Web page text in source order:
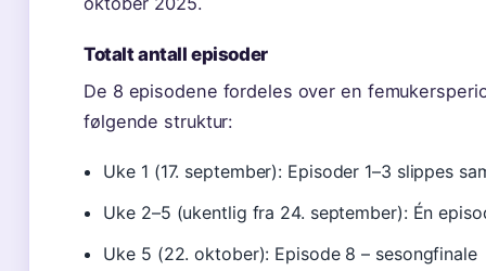
Totalt antall episoder
De 8 episodene fordeles over en
følgende struktur:
Uke 1 (17. september): Episoder 1–3 slippes
Uke 2–5 (ukentlig fra 24. september): Én
Uke 5 (22. oktober): Episode 8 – sesongfinale